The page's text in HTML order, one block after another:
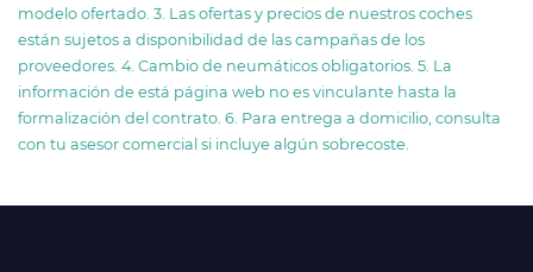
modelo ofertado. 3. Las ofertas y precios de nuestros coches
están sujetos a disponibilidad de las campañas de los
proveedores. 4. Cambio de neumáticos obligatorios. 5. La
información de está página web no es vinculante hasta la
formalización del contrato. 6. Para entrega a domicilio, consulta
con tu asesor comercial si incluye algún sobrecoste.